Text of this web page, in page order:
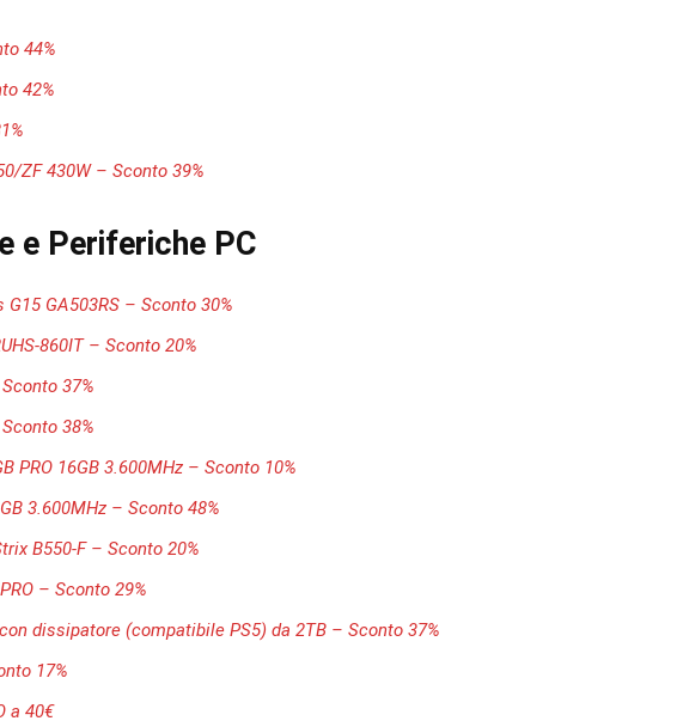
44%
42%
ZF 430W – Sconto 39%
e Periferiche PC
G15 GA503RS – Sconto 30%
860IT – Sconto 20%
37%
38%
PRO 16GB 3.600MHz – Sconto 10%
3.600MHz – Sconto 48%
B550-F – Sconto 20%
– Sconto 29%
dissipatore (compatibile PS5) da 2TB – Sconto 37%
17%
a 40€